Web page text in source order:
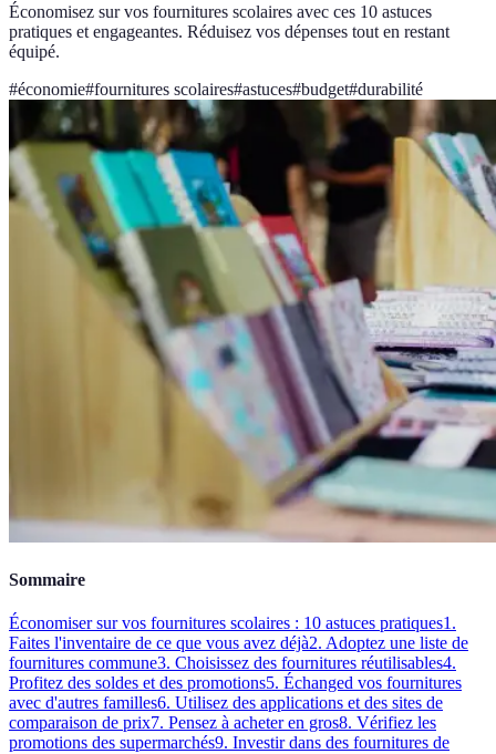
Économisez sur vos fournitures scolaires avec ces 10 astuces
pratiques et engageantes. Réduisez vos dépenses tout en restant
équipé.
#économie#fournitures scolaires#astuces#budget#durabilité
Sommaire
Économiser sur vos fournitures scolaires : 10 astuces pratiques1.
Faites l'inventaire de ce que vous avez déjà2. Adoptez une liste de
fournitures commune3. Choisissez des fournitures réutilisables4.
Profitez des soldes et des promotions5. Échanged vos fournitures
avec d'autres familles6. Utilisez des applications et des sites de
comparaison de prix7. Pensez à acheter en gros8. Vérifiez les
promotions des supermarchés9. Investir dans des fournitures de